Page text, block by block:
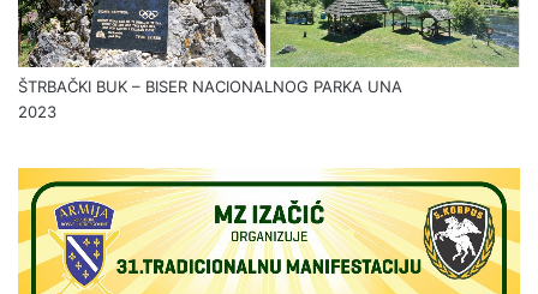
ŠTRBAČKI BUK – BISER NACIONALNOG PARKA UNA
2023